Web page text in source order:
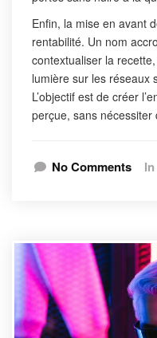
Enfin, la mise en avant
rentabilité. Un nom
contextualiser la
lumière sur les réseaux
L’objectif est de créer
perçue, sans
No Comments In